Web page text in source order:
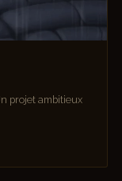
projet ambitieux